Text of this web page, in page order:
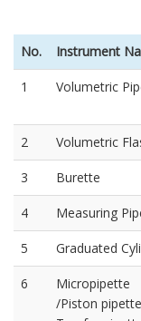
No. Instrument
1 Volumetric
2 Volumetric
3 Burette
4 Measuring
5 Graduated
6
Micropipette
/Piston